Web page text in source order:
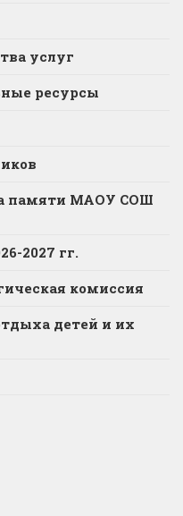
услуг
ресурсы
памяти МАОУ СОШ
2027 гг.
комиссия
детей и их